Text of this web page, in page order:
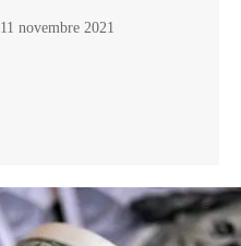
11 novembre 2021